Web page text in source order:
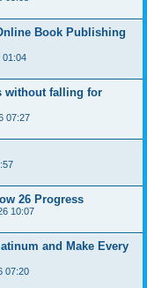
Book Publishing
01:04
without falling for
07:27
26 Progress
10:07
and Make Every
07:20